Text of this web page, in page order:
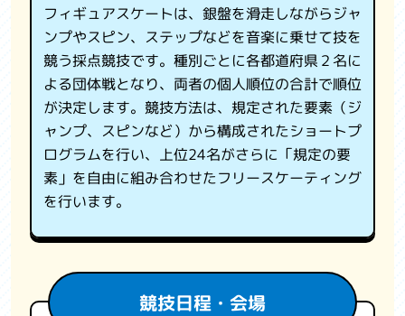
関係機関リンク集
利用規約
プライバシーポリシー
フィギュアスケートは、銀盤を滑走しながらジャ
ンプやスピン、ステップなどを音楽に乗せて技を
競う採点競技です。種別ごとに各都道府県２名に
よる団体戦となり、両者の個人順位の合計で順位
が決定します。競技方法は、規定された要素（ジ
ャンプ、スピンなど）から構成されたショートプ
ログラムを行い、上位24名がさらに「規定の要
素」を自由に組み合わせたフリースケーティング
を行います。
競技日程・会場